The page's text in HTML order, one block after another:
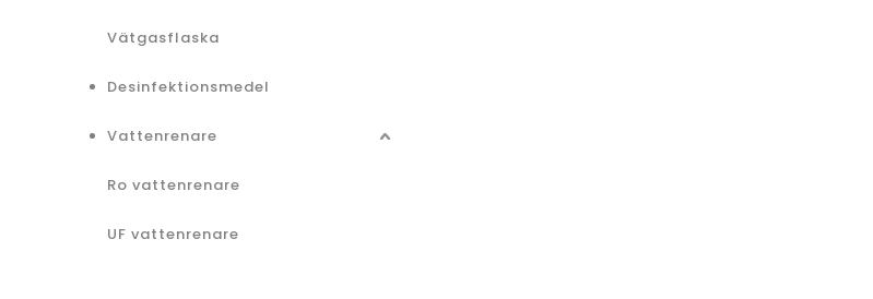
Vätgasflaska
Desinfektionsmedel
Vattenrenare
Ro vattenrenare
UF vattenrenare